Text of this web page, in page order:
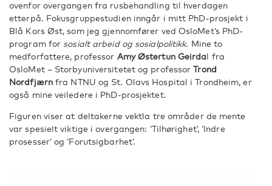
ovenfor overgangen fra rusbehandling til hverdagen
etterpå. Fokusgruppestudien inngår i mitt PhD-prosjekt i
Blå Kors Øst, som jeg gjennomfører ved OsloMet’s PhD-
program for sosialt arbeid og sosialpolitikk. Mine to
medforfattere, professor Amy Østertun Geirdal fra
OsloMet – Storbyuniversitetet og professorTrond
Nordfjærnfra NTNU og St. Olavs Hospital i Trondheim, er
også mine veiledere i PhD-prosjektet.
Figuren viser at deltakerne vektla tre områder de mente
var spesielt viktige i overgangen: ‘Tilhørighet’, ‘Indre
prosesser’ og ‘Forutsigbarhet’.